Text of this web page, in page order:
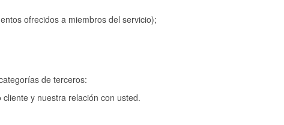
ofrecidos a miembros del servicio);
de terceros:
y nuestra relación con usted.